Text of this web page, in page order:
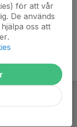
för att vår
De används
oss att